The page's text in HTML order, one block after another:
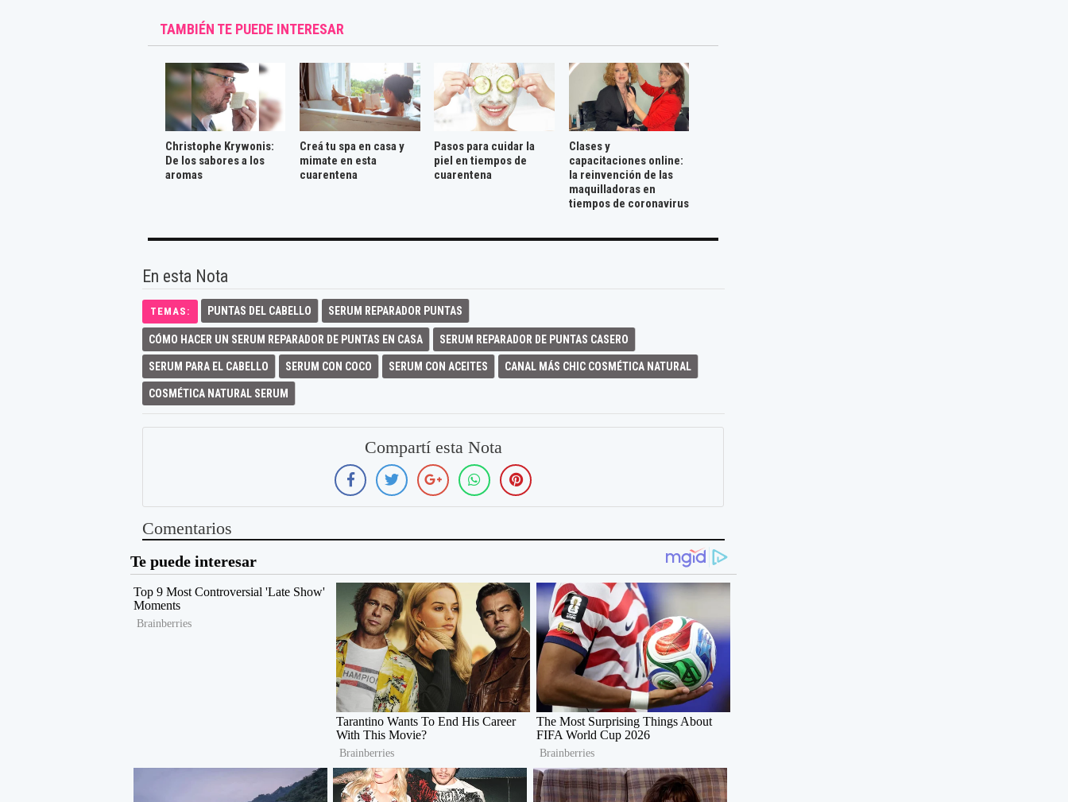
TAMBIÉN TE PUEDE INTERESAR
Christophe Krywonis:
De los sabores a los
aromas
Creá tu spa en casa y
mimate en esta
cuarentena
Pasos para cuidar la
piel en tiempos de
cuarentena
Clases y
capacitaciones online:
la reinvención de las
maquilladoras en
tiempos de coronavirus
En esta Nota
TEMAS: PUNTAS DEL CABELLO SERUM REPARADOR PUNTAS
CÓMO HACER UN SERUM REPARADOR DE PUNTAS EN CASA SERUM REPARADOR DE PUNTAS CASERO
SERUM PARA EL CABELLO SERUM CON COCO SERUM CON ACEITES CANAL MÁS CHIC COSMÉTICA NATURAL
COSMÉTICA NATURAL SERUM
Compartí esta Nota
Comentarios